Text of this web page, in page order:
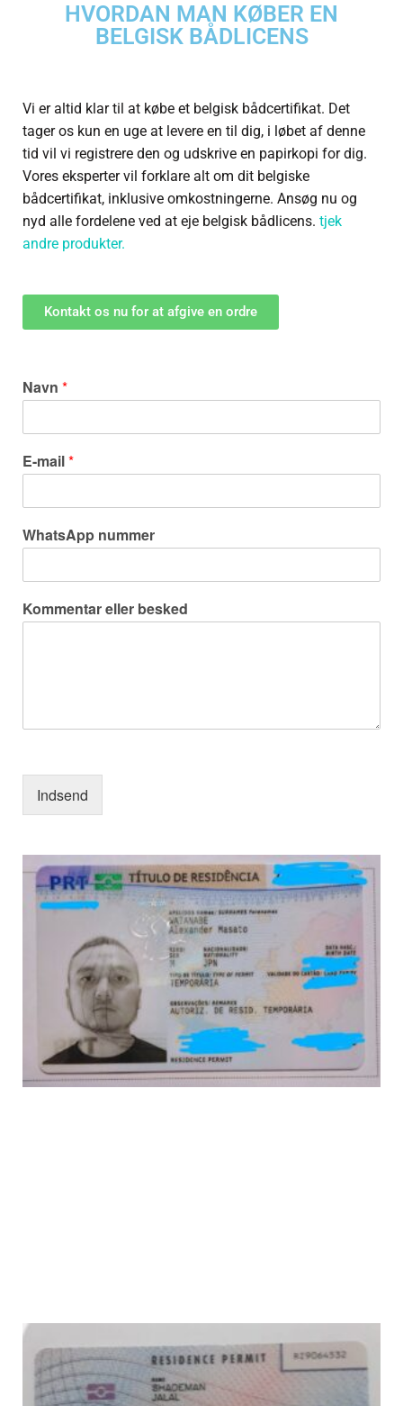
HVORDAN MAN KØBER EN
BELGISK BÅDLICENS
Vi er altid klar til at købe et belgisk bådcertifikat. Det
tager os kun en uge at levere en til dig, i løbet af denne
tid vil vi registrere den og udskrive en papirkopi for dig.
Vores eksperter vil forklare alt om dit belgiske
bådcertifikat, inklusive omkostningerne. Ansøg nu og
nyd alle fordelene ved at eje belgisk bådlicens. tjek
andre produkter.
Kontakt os nu for at afgive en ordre
Navn *
E-mail*
WhatsApp nummer
Kommentar eller besked
Indsend